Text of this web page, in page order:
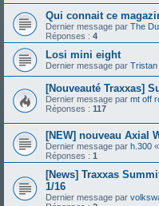
Qui connait ce
Dernier message par The
Réponses : 4
Losi mini eight
Dernier message par Tristan
[Nouveauté Traxxas]
Dernier message par mt off
Réponses : 117
[NEW] nouveau Axial
Dernier message par h.300 «
Réponses : 1
[News] Traxxas
1/16
Dernier message par